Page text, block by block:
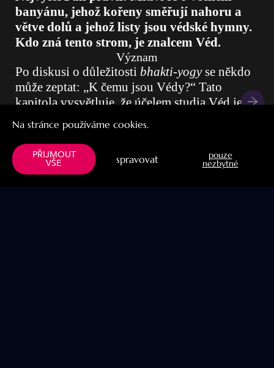
Na stránce používáme cookies.
pouze
nezbytné
spravovat
PŘIJMOUT
VŠE